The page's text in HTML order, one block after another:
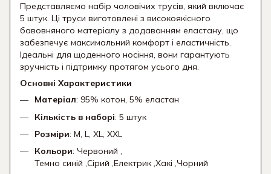
Представляємо набір чоловічих трусів, який включає
5 штук. Ці труси виготовлені з високоякісного
бавовняного матеріалу з додаванням еластану, що
забезпечує максимальний комфорт і еластичність.
Ідеальні для щоденного носіння, вони гарантують
зручність і підтримку протягом усього дня.
Основні Характеристики
Матеріал: 95% котон, 5% еластан
Кількість в наборі: 5 штук
Розміри: M, L, XL, XXL
Кольори: Червоний ,
Темно синій ,Сірий ,Електрик ,Хакі ,Чорний